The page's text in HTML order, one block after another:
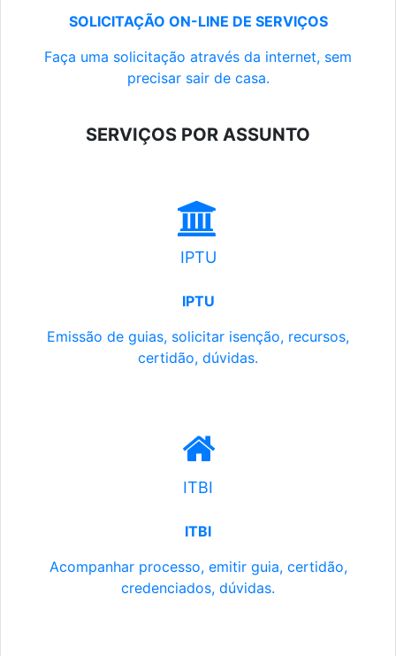
SOLICITAÇÃO ON-LINE DE SERVIÇOS
Faça uma solicitação através da internet, sem
precisar sair de casa.
SERVIÇOS POR ASSUNTO
IPTU
IPTU
Emissão de guias, solicitar isenção, recursos,
certidão, dúvidas.
ITBI
ITBI
Acompanhar processo, emitir guia, certidão,
credenciados, dúvidas.